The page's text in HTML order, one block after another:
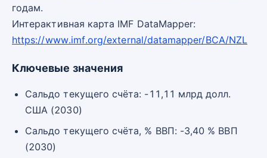
годам.
Интерактивная карта IMF DataMapper:
https://www.imf.org/external/datamapper/BCA/NZL
Ключевые значения
Сальдо текущего счёта: -11,11 млрд долл.
США (2030)
Сальдо текущего счёта, % ВВП: -3,40 % ВВП
(2030)